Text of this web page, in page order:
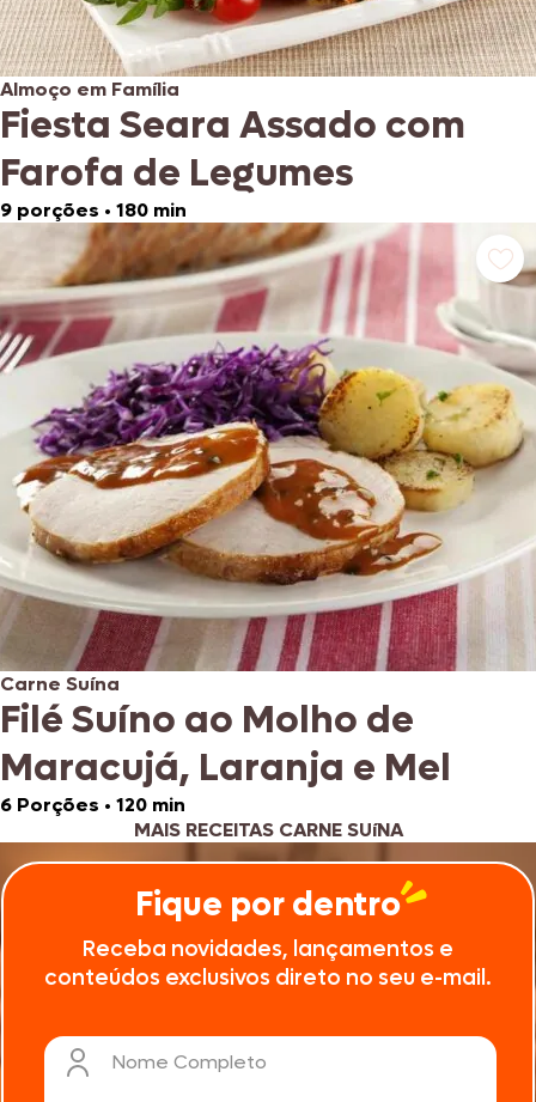
Almoço em Família
Fiesta Seara Assado com
Farofa de Legumes
9 porções • 180 min
Carne Suína
Filé Suíno ao Molho de
Maracujá, Laranja e Mel
6 Porções • 120 min
MAIS RECEITAS CARNE SUíNA
Fique por dentro
Receba novidades, lançamentos e
conteúdos exclusivos direto no seu e-mail.
Nome Completo